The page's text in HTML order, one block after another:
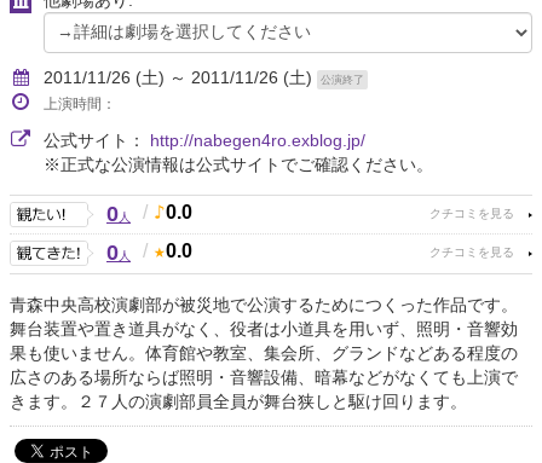
2011/11/26 (土) ～ 2011/11/26 (土) 公演終了
上演時間：
公式サイト： http://nabegen4ro.exblog.jp/
※正式な公演情報は公式サイトでご確認ください。
0人 / 0.0
0人 / 0.0
青森中央高校演劇部が被災地で公演するためにつくった作品です。
舞台装置や置き道具がなく、役者は小道具を用いず、照明・音響効
果も使いません。体育館や教室、集会所、グランドなどある程度の
広さのある場所ならば照明・音響設備、暗幕などがなくても上演で
きます。２７人の演劇部員全員が舞台狭しと駆け回ります。